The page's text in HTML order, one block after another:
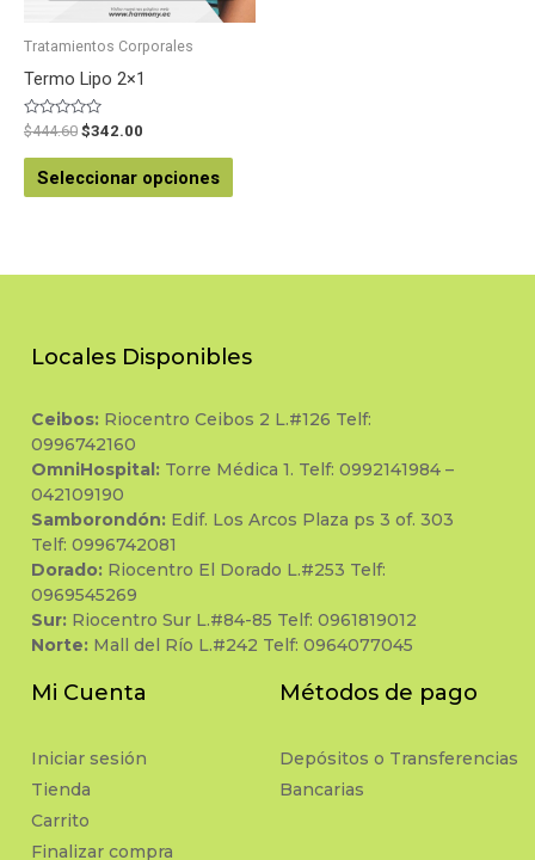
Tratamientos Corporales
Termo Lipo 2×1
Valorado
en
0
de
$444.60 $342.00
Seleccionar opciones
Locales Disponibles
Ceibos: Riocentro Ceibos 2 L.#126 Telf:
0996742160
OmniHospital: Torre Médica 1. Telf: 0992141984 –
042109190
Samborondón: Edif. Los Arcos Plaza ps 3 of. 303
Telf: 0996742081
Dorado: Riocentro El Dorado L.#253 Telf:
0969545269
Sur: Riocentro Sur L.#84-85 Telf: 0961819012
Norte: Mall del Río L.#242 Telf: 0964077045
Mi Cuenta
Iniciar sesión
Tienda
Carrito
Finalizar compra
Métodos de pago
Depósitos o Transferencias
Bancarias